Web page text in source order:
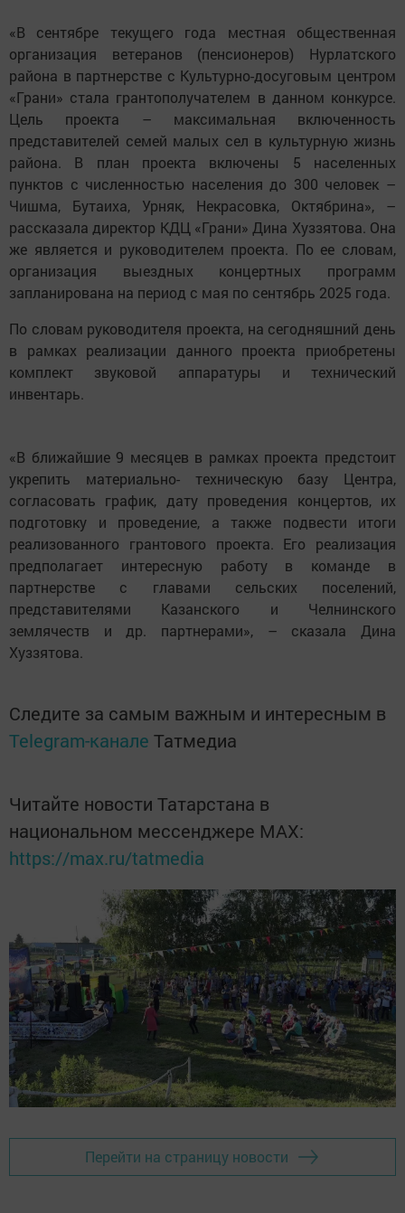
«В сентябре текущего года местная общественная
организация ветеранов (пенсионеров) Нурлатского
района в партнерстве с Культурно-досуговым центром
«Грани» стала грантополучателем в данном конкурсе.
Цель проекта – максимальная включенность
представителей семей малых сел в культурную жизнь
района. В план проекта включены 5 населенных
пунктов с численностью населения до 300 человек –
Чишма, Бутаиха, Урняк, Некрасовка, Октябрина», –
рассказала директор КДЦ «Грани» Дина Хуззятова. Она
же является и руководителем проекта. По ее словам,
организация выездных концертных программ
запланирована на период с мая по сентябрь 2025 года.
По словам руководителя проекта, на сегодняшний день
в рамках реализации данного проекта приобретены
комплект звуковой аппаратуры и технический
инвентарь.
«В ближайшие 9 месяцев в рамках проекта предстоит
укрепить материально- техническую базу Центра,
согласовать график, дату проведения концертов, их
подготовку и проведение, а также подвести итоги
реализованного грантового проекта. Его реализация
предполагает интересную работу в команде в
партнерстве с главами сельских поселений,
представителями Казанского и Челнинского
землячеств и др. партнерами», – сказала Дина
Хуззятова.
Следите за самым важным и интересным в
Telegram-канале Татмедиа
Читайте новости Татарстана в
национальном мессенджере MАХ:
https://max.ru/tatmedia
Перейти на страницу новости